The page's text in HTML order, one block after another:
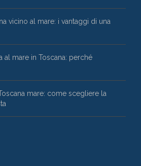
vicino al mare: i vantaggi di una
al mare in Toscana: perché
mare: come scegliere la